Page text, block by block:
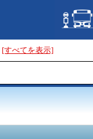
[すべてを表示]